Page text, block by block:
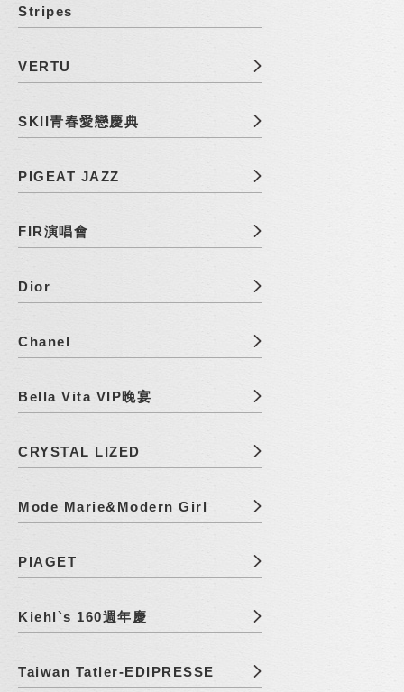
Stripes
VERTU
SKII青春愛戀慶典
PIGEAT JAZZ
FIR演唱會
Dior
Chanel
Bella Vita VIP晚宴
CRYSTAL LIZED
Mode Marie&Modern Girl
PIAGET
Kiehl`s 160週年慶
Taiwan Tatler-EDIPRESSE